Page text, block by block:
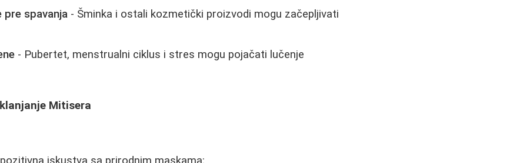
pre spavanja - Šminka i ostali kozmetički proizvodi mogu začepljivati
- Pubertet, menstrualni ciklus i stres mogu pojačati lučenje
Mitisera